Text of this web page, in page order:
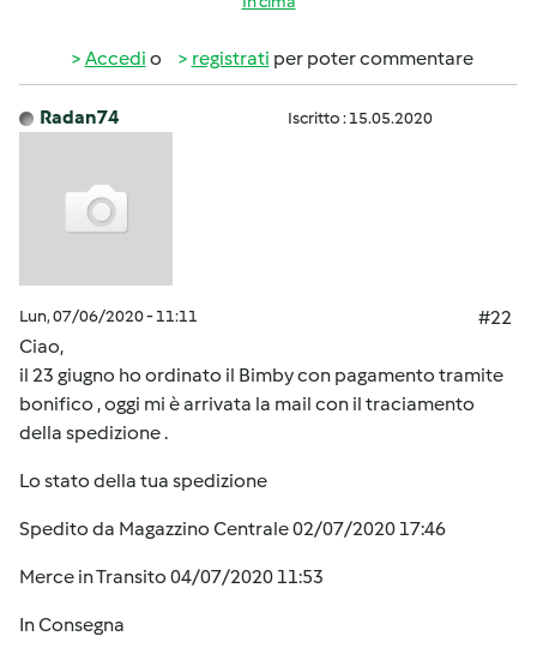
Accedi o registrati per poter commentare
Radan74 Iscritto : 15.05.2020
Lun, 07/06/2020 - 11:11
#22
Ciao,
il 23 giugno ho ordinato il Bimby con pagamento tramite
bonifico , oggi mi è arrivata la mail con il traciamento
della spedizione .
Lo stato della tua spedizione
Spedito da Magazzino Centrale 02/07/2020 17:46
Merce in Transito 04/07/2020 11:53
In Consegna